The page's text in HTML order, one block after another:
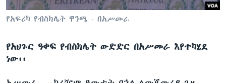
የአፍሪካ የብስክሌት ዋንጫ - በአሥመራ
የአህጉር ዓቀፍ የብስክሌት ውድድር በአሥመራ እየተካሄደ
ነው፡፡